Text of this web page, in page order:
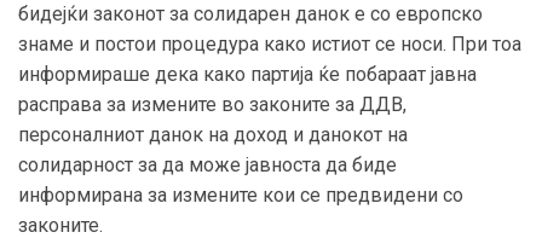
бидејќи законот за солидарен данок е со европско
знаме и постои процедура како истиот се носи. При тоа
информираше дека како партија ќе побараат јавна
расправа за измените во законите за ДДВ,
персоналниот данок на доход и данокот на
солидарност за да може јавноста да биде
информирана за измените кои се предвидени со
законите.